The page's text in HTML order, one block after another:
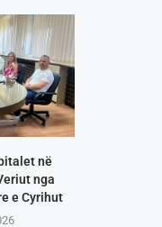
në
nga
e Cyrihut